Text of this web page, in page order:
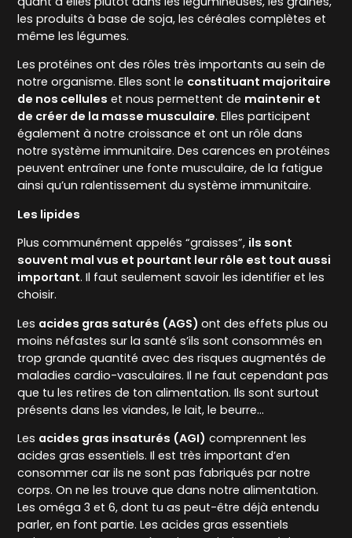
les produits à base de soja, les céréales complètes et
même les légumes.
Les protéines ont des rôles très importants au sein de
notre organisme. Elles sont le constituant majoritaire
de nos cellules et nous permettent de maintenir et
de créer de la masse musculaire. Elles participent
également à notre croissance et ont un rôle dans
notre système immunitaire. Des carences en protéines
peuvent entraîner une fonte musculaire, de la fatigue
ainsi qu’un ralentissement du système immunitaire.
Les lipides
Plus communément appelés “graisses”, ils sont
souvent mal vus et pourtant leur rôle est tout aussi
important. Il faut seulement savoir les identifier et les
choisir.
Les acides gras saturés (AGS) ont des effets plus ou
moins néfastes sur la santé s’ils sont consommés en
trop grande quantité avec des risques augmentés de
maladies cardio-vasculaires. Il ne faut cependant pas
que tu les retires de ton alimentation. Ils sont surtout
présents dans les viandes, le lait, le beurre…
Les acides gras insaturés (AGI) comprennent les
acides gras essentiels. Il est très important d’en
consommer car ils ne sont pas fabriqués par notre
corps. On ne les trouve que dans notre alimentation.
Les oméga 3 et 6, dont tu as peut-être déjà entendu
parler, en font partie. Les acides gras essentiels